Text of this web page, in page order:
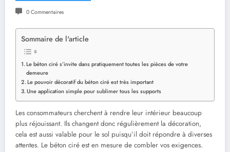
0 Commentaires
Sommaire de l'article
Le béton ciré s’invite dans pratiquement toutes les pièces de votre
demeure
Le pouvoir décoratif du béton ciré est très important
Une application simple pour sublimer tous les supports
Les consommateurs cherchent à rendre leur intérieur beaucoup
plus réjouissant. Ils changent donc régulièrement la décoration,
cela est aussi valable pour le sol puisqu’il doit répondre à diverses
attentes. Le béton ciré est en mesure de combler vos exigences.